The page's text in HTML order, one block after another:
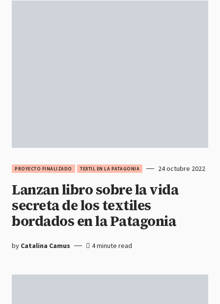
PROYECTO FINALIZADO TEXTIL EN LA PATAGONIA 24 octubre 2022
Lanzan libro sobre la vida
secreta de los textiles
bordados en la Patagonia
by Catalina Camus 4 minute read